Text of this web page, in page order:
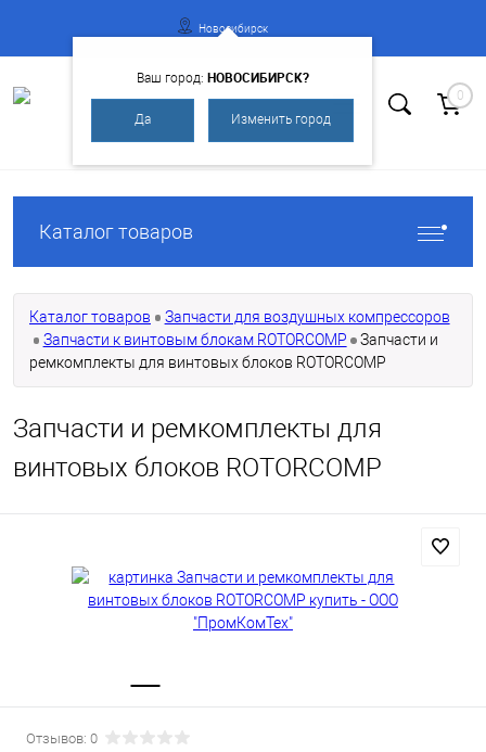
Регистрация
Новосибирск
Ваш город: НОВОСИБИРСК?
Да Изменить город
0
Каталог товаров
Каталог товаров
Запчасти для воздушных компрессоров
Запчасти к винтовым блокам ROTORCOMP
Запчасти и
ремкомплекты для винтовых блоков ROTORCOMP
Запчасти и ремкомплекты для
винтовых блоков ROTORCOMP
Отзывов: 0